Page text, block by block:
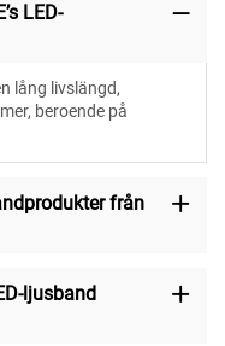
LED-
lång livslängd,
beroende på
från
ljusband